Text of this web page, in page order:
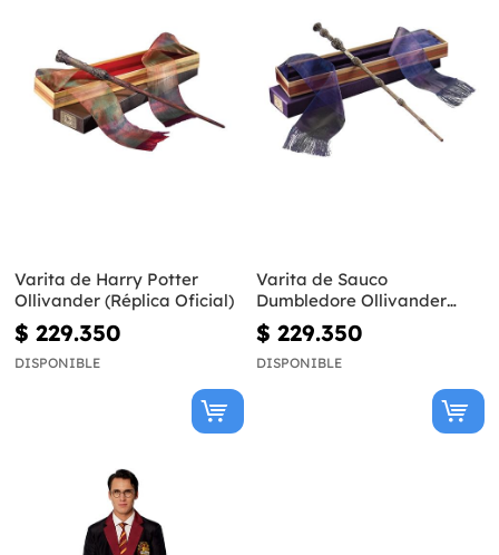
Varita de Harry Potter
Ollivander (Réplica Oficial)
$ 229.350
DISPONIBLE
Varita de Sauco
Dumbledore Ollivander
(Réplica Oficial) - Harry
Potter
$ 229.350
DISPONIBLE